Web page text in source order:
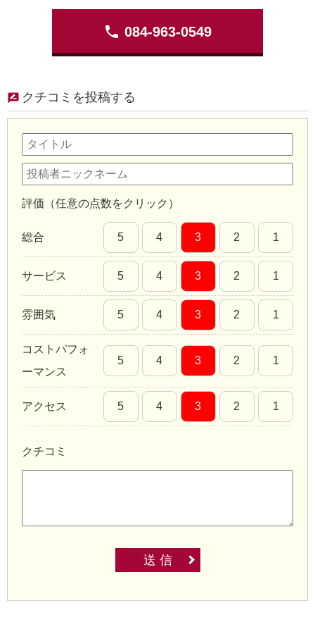
phone 084-963-0549
クチコミを投稿する
評価（任意の点数をクリック）
総合 5 4 3 2 1
サービス 5 4 3 2 1
雰囲気 5 4 3 2 1
コストパフォ
ーマンス
5 4 3 2 1
アクセス 5 4 3 2 1
クチコミ
送 信